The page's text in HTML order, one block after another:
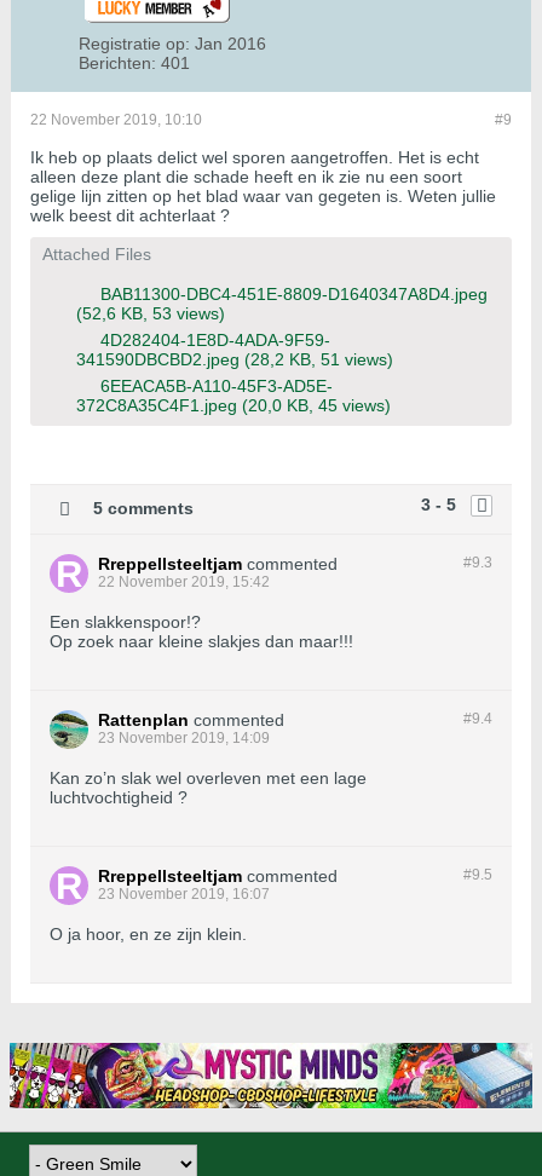
Registratie op: Jan 2016
Berichten: 401
#9
22 November 2019, 10:10
Ik heb op plaats delict wel sporen aangetroffen. Het is echt
alleen deze plant die schade heeft en ik zie nu een soort
gelige lijn zitten op het blad waar van gegeten is. Weten jullie
welk beest dit achterlaat ?
Attached Files
BAB11300-DBC4-451E-8809-D1640347A8D4.jpeg
(52,6 KB, 53 views)
4D282404-1E8D-4ADA-9F59-
341590DBCBD2.jpeg (28,2 KB, 51 views)
6EEACA5B-A110-45F3-AD5E-
372C8A35C4F1.jpeg (20,0 KB, 45 views)
3 - 5
5 comments
#9.3
Rreppellsteeltjam commented
22 November 2019, 15:42
Een slakkenspoor!?
Op zoek naar kleine slakjes dan maar!!!
#9.4
Rattenplan commented
23 November 2019, 14:09
Kan zo’n slak wel overleven met een lage
luchtvochtigheid ?
#9.5
Rreppellsteeltjam commented
23 November 2019, 16:07
O ja hoor, en ze zijn klein.